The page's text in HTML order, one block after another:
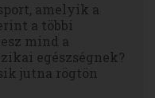
amelyik a
a többi
mind a
egészségnek?
jutna rögtön